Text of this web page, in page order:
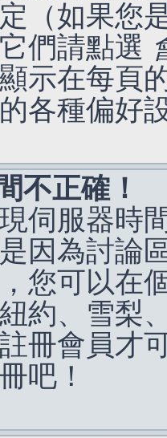
（如果您
們請點選
示在每頁
各種偏好
不正確！
伺服器時
因為討論
您可以在
約、雪梨
冊會員才
吧！